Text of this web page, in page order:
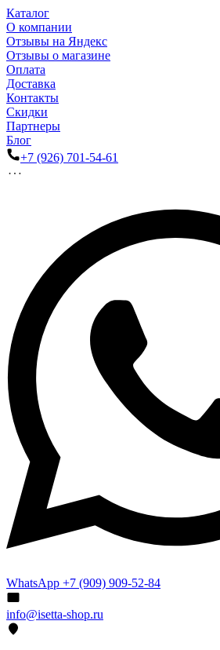
Каталог
О компании
Отзывы на Яндекс
Отзывы о магазине
Оплата
Доставка
Контакты
Скидки
Партнеры
Блог
+7 (926) 701-54-61
WhatsApp +7 (909) 909-52-84
info@isetta-shop.ru